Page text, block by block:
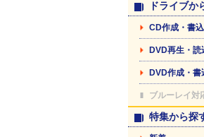
ドライブか
CD作成・書込
DVD再生・読
DVD作成・書
ブルーレイ対
特集から探